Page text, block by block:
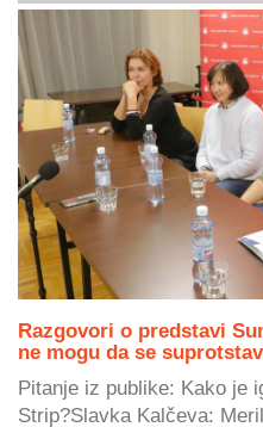
Razgovori o predstavi
ne mogu da se
Pitanje iz publike: Kako je
Strip?Slavka Kalčeva: